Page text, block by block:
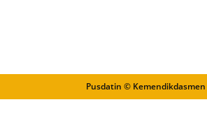
Pusdatin © Kemendikdasmen